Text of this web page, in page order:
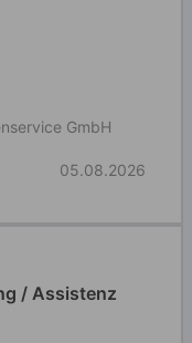
GmbH
05.08.2026
/ Assistenz